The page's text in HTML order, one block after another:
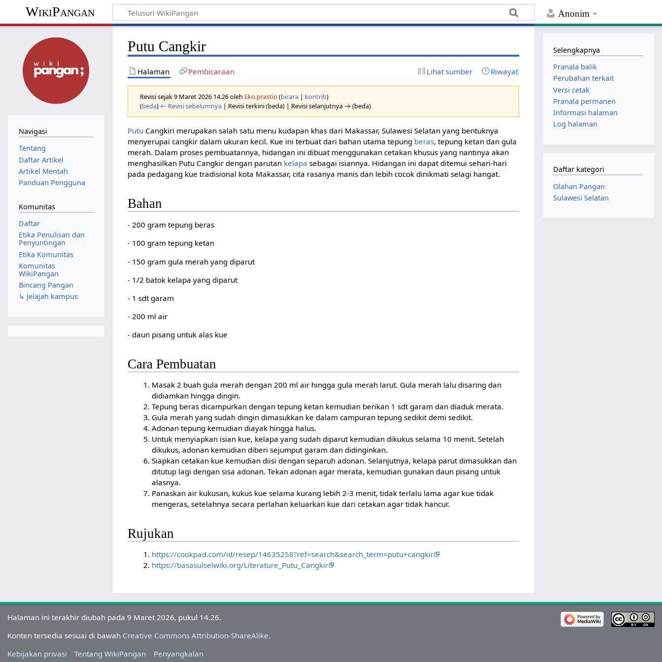
Anonim
WikiPangan
Putu Cangkir
Halaman Pembicaraan Lihat sumber Riwayat
Revisi sejak 9 Maret 2026 14.26 oleh Eko.prastio (bicara | kontrib)
(beda) ← Revisi sebelumnya | Revisi terkini (beda) | Revisi selanjutnya → (beda)
Putu Cangkiri merupakan salah satu menu kudapan khas dari Makassar, Sulawesi Selatan yang bentuknya
menyerupai cangkir dalam ukuran kecil. Kue ini terbuat dari bahan utama tepung beras, tepung ketan dan gula
merah. Dalam proses pembuatannya, hidangan ini dibuat menggunakan cetakan khusus yang nantinya akan
menghasilkan Putu Cangkir dengan parutan kelapa sebagai isiannya. Hidangan ini dapat ditemui sehari-hari
pada pedagang kue tradisional kota Makassar, cita rasanya manis dan lebih cocok dinikmati selagi hangat.
Bahan
- 200 gram tepung beras
- 100 gram tepung ketan
- 150 gram gula merah yang diparut
- 1/2 batok kelapa yang diparut
- 1 sdt garam
- 200 ml air
- daun pisang untuk alas kue
Cara Pembuatan
Masak 2 buah gula merah dengan 200 ml air hingga gula merah larut. Gula merah lalu disaring dan
didiamkan hingga dingin.
Tepung beras dicampurkan dengan tepung ketan kemudian berikan 1 sdt garam dan diaduk merata.
Gula merah yang sudah dingin dimasukkan ke dalam campuran tepung sedikit demi sedikit.
Adonan tepung kemudian diayak hingga halus.
Untuk menyiapkan isian kue, kelapa yang sudah diparut kemudian dikukus selama 10 menit. Setelah
dikukus, adonan kemudian diberi sejumput garam dan didinginkan.
Siapkan cetakan kue kemudian diisi dengan separuh adonan. Selanjutnya, kelapa parut dimasukkan dan
ditutup lagi dengan sisa adonan. Tekan adonan agar merata, kemudian gunakan daun pisang untuk
alasnya.
Panaskan air kukusan, kukus kue selama kurang lebih 2-3 menit, tidak terlalu lama agar kue tidak
mengeras, setelahnya secara perlahan keluarkan kue dari cetakan agar tidak hancur.
Rujukan
https://cookpad.com/id/resep/14635258?ref=search&search_term=putu+cangkir
https://basasulselwiki.org/Literature_Putu_Cangkir
Navigasi
Tentang
Daftar Artikel
Artikel Mentah
Panduan Pengguna
Komunitas
Daftar
Etika Penulisan dan
Penyuntingan
Etika Komunitas
Komunitas
WikiPangan
Bincang Pangan
↳ Jelajah kampus
Selengkapnya
Pranala balik
Perubahan terkait
Versi cetak
Pranala permanen
Informasi halaman
Log halaman
Daftar kategori
Olahan Pangan
Sulawesi Selatan
Halaman ini terakhir diubah pada 9 Maret 2026, pukul 14.26.
Konten tersedia sesuai di bawah Creative Commons Attribution-ShareAlike.
Kebijakan privasi
Tentang WikiPangan Penyangkalan